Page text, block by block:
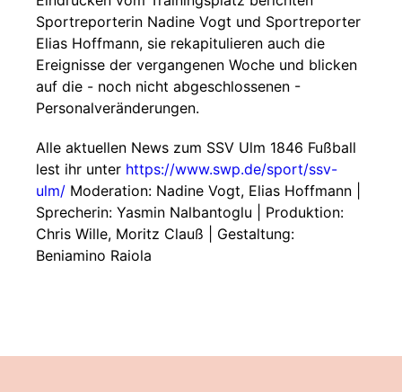
Sportreporterin Nadine Vogt und Sportreporter
Elias Hoffmann, sie rekapitulieren auch die
Ereignisse der vergangenen Woche und blicken
auf die - noch nicht abgeschlossenen -
Personalveränderungen.
Alle aktuellen News zum SSV Ulm 1846 Fußball
lest ihr unter https://www.swp.de/sport/ssv-
ulm/ Moderation: Nadine Vogt, Elias Hoffmann |
Sprecherin: Yasmin Nalbantoglu | Produktion:
Chris Wille, Moritz Clauß | Gestaltung:
Beniamino Raiola